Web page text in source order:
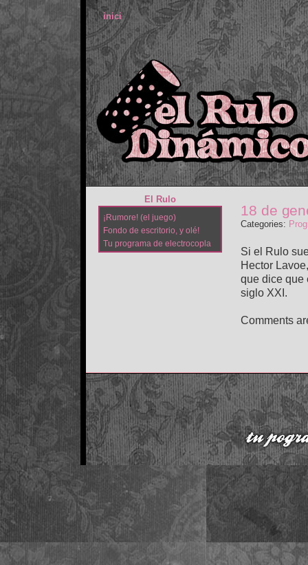
inici
18 de
Categories:
Si el Rulo
Hector
que dice que
siglo XXI.
Comments
El Rulo
¡Rumore! (el juego)
Fondo de escritorio, y olé!
Tu programa de electrocopla